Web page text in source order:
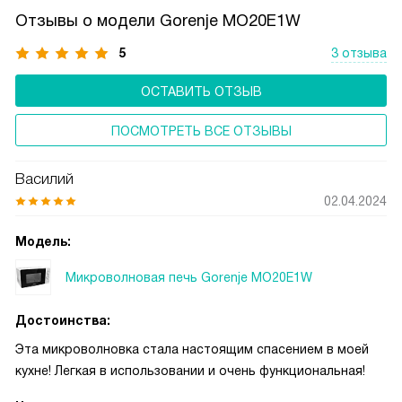
Отзывы о модели Gorenje MO20E1W
5 3 отзыва
ОСТАВИТЬ ОТЗЫВ
ПОСМОТРЕТЬ ВСЕ ОТЗЫВЫ
Василий
02.04.2024
Модель:
Микроволновая печь Gorenje MO20E1W
Достоинства:
Эта микроволновка стала настоящим спасением в моей
кухне! Легкая в использовании и очень функциональная!